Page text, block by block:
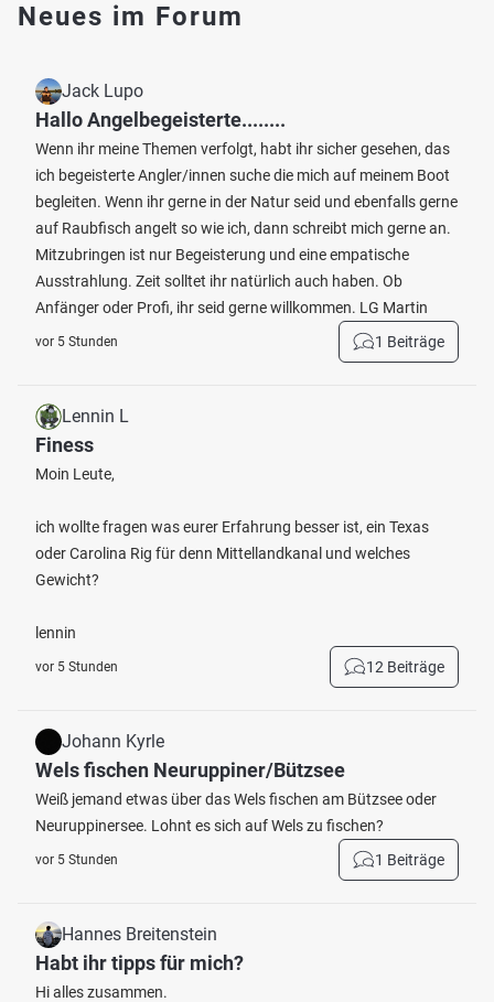
Neues im Forum
Jack Lupo
Hallo Angelbegeisterte........
Wenn ihr meine Themen verfolgt, habt ihr sicher gesehen, das
ich begeisterte Angler/innen suche die mich auf meinem Boot
begleiten. Wenn ihr gerne in der Natur seid und ebenfalls gerne
auf Raubfisch angelt so wie ich, dann schreibt mich gerne an.
Mitzubringen ist nur Begeisterung und eine empatische
Ausstrahlung. Zeit solltet ihr natürlich auch haben. Ob
Anfänger oder Profi, ihr seid gerne willkommen. LG Martin
vor 5 Stunden 1 Beiträge
Lennin L
Finess
Moin Leute,
ich wollte fragen was eurer Erfahrung besser ist, ein Texas
oder Carolina Rig für denn Mittellandkanal und welches
Gewicht?
lennin
vor 5 Stunden 12 Beiträge
Johann Kyrle
Wels fischen Neuruppiner/Bützsee
Weiß jemand etwas über das Wels fischen am Bützsee oder
Neuruppinersee. Lohnt es sich auf Wels zu fischen?
vor 5 Stunden 1 Beiträge
Hannes Breitenstein
Habt ihr tipps für mich?
Hi alles zusammen.